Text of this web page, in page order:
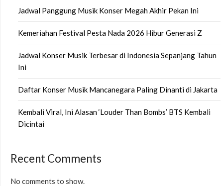
Jadwal Panggung Musik Konser Megah Akhir Pekan Ini
Kemeriahan Festival Pesta Nada 2026 Hibur Generasi Z
Jadwal Konser Musik Terbesar di Indonesia Sepanjang Tahun
Ini
Daftar Konser Musik Mancanegara Paling Dinanti di Jakarta
Kembali Viral, Ini Alasan ‘Louder Than Bombs’ BTS Kembali
Dicintai
Recent Comments
No comments to show.